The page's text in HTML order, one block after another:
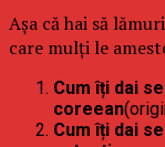
Așa că hai să
care mulți le
Cum îți dai
coreean
Cum îți dai